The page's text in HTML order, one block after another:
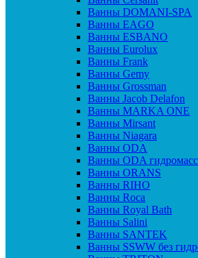
Ванны DOMANI-SPA
Ванны EAGO
Ванны ESBANO
Ванны Eurolux
Ванны Frank
Ванны Gemy
Ванны Grossman
Ванны Jacob Delafon
Ванны MARKA ONE
Ванны Mirsant
Ванны Niagara
Ванны ODA
Ванны ODA
Ванны ORANS
Ванны RIHO
Ванны Roca
Ванны Royal Bath
Ванны Salini
Ванны SANTEK
Ванны SSWW без